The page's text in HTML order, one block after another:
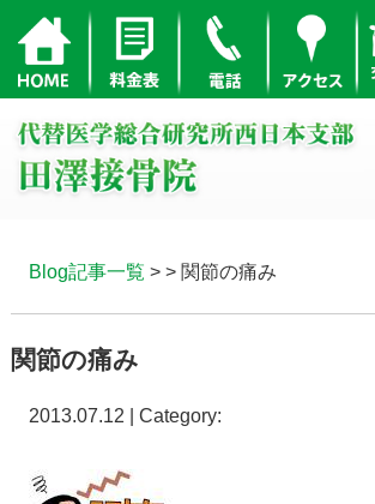
Blog記事一覧 > > 関節の痛み
関節の痛み
2013.07.12 | Category: